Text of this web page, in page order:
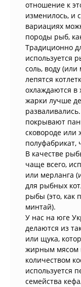
отношение к
изменилось, и
вариациях
породы рыб,
Традиционно
используется
соль, воду
лепятся
охлаждаются в
жарки лучше
покрывают
сковороде или
полуфабрикат,
В качестве
чаще всего,
или мерланга
для рыбных
рыбы (это, как
минтай).
У нас на юге
делаются из
или щука,
жирным мясом
количеством
используется
семейства